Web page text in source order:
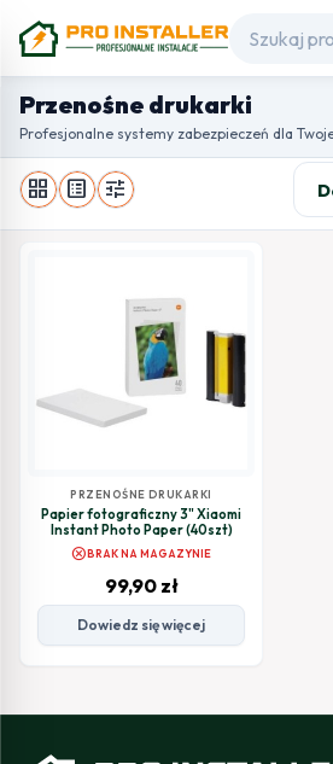
Przenośne drukarki
Profesjonalne systemy zabezpieczeń dla
grid_view list_alt tune
PRZENOŚNE DRUKARKI
Papier fotograficzny 3" Xiaomi
Instant Photo Paper (40szt)
cancelBRAK NA MAGAZYNIE
99,90 zł
Dowiedz się więcej